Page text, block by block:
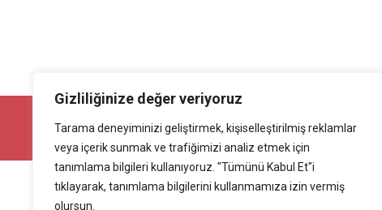
Gizliliğinize değer veriyoruz
Tarama deneyiminizi geliştirmek, kişiselleştirilmiş reklamlar
veya içerik sunmak ve trafiğimizi analiz etmek için
tanımlama bilgileri kullanıyoruz. "Tümünü Kabul Et"i
tıklayarak, tanımlama bilgilerini kullanmamıza izin vermiş
olursun.
Ürününüzü ücretsiz yayınlayarak milyonlarca kişiye
ulaştırın.
Bilgi ve Destek WhatsApp Blog